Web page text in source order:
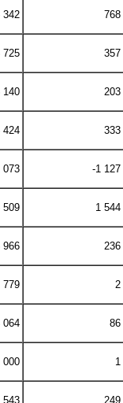
342 768
725 357
140 203
424 333
073 -1 127
509 1
966 236
779 2
064 86
000
543 249